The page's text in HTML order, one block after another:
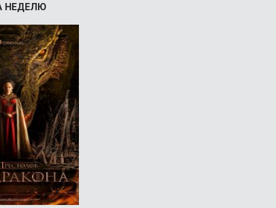
НЕДЕЛЮ